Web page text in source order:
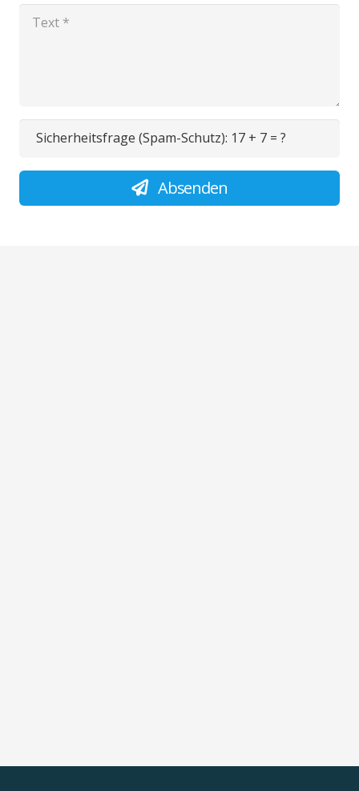
Sicherheitsfrage (Spam-Schutz): 17 + 7 = ?
Absenden